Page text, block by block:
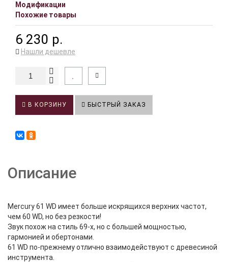
Модификации
Похожие товары
6 230 р.
Нашли дешевле
В КОРЗИНУ БЫСТРЫЙ ЗАКАЗ
Описание
Mercury 61 WD имеет больше искрящихся верхних частот,
чем 60 WD, но без резкости!
Звук похож на стиль 69-х, но с большей мощностью,
гармонией и обертонами.
61 WD по-прежнему отлично взаимодействуют с древесиной
инструмента.